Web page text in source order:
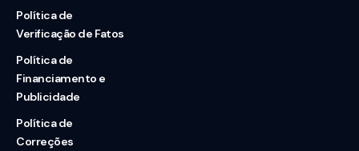
Política de
Verificação de Fatos
Política de
Financiamento e
Publicidade
Política de
Correções